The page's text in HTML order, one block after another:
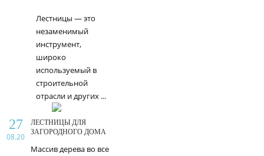
Лестницы — это
незаменимый
инструмент,
широко
используемый в
строительной
отрасли и других ...
27
08.20
ЛЕСТНИЦЫ ДЛЯ
ЗАГОРОДНОГО ДОМА
Массив дерева во все